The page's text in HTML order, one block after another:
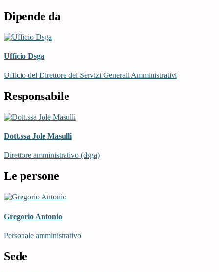
Dipende da
Ufficio Dsga
Ufficio del Direttore dei Servizi Generali Amministrativi
Responsabile
Dott.ssa Jole Masulli
Direttore amministrativo (dsga)
Le persone
Gregorio Antonio
Personale amministrativo
Sede